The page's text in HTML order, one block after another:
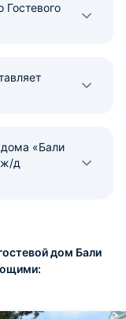
Гостевого
«Бали
ж/д
дом Бали